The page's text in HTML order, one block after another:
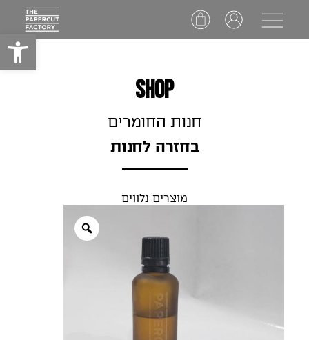
פתח
content
SHOP
חנות החומרים
בחזרה לחנות
מוצרים נלווים